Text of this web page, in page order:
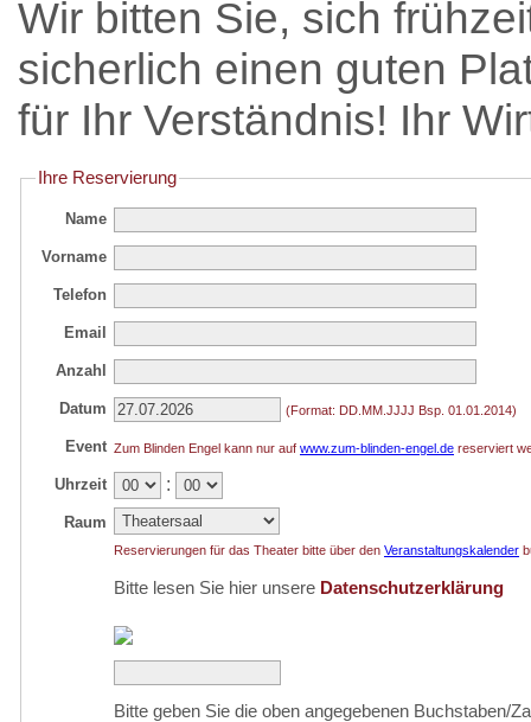
Wir bitten Sie, sich
sicherlich einen guten
für Ihr Verständnis! Ihr
Ihre Reservierung
Name
Vorname
Telefon
Email
Anzahl
Datum (Format: DD.MM.JJJJ Bsp. 01.01.2014)
Event Zum Blinden Engel kann nur auf www.zum-blinden-engel.de reserviert
Uhrzeit :
Raum
Reservierungen für das Theater bitte über den Veranstaltungskalender
Bitte lesen Sie hier unsere Datenschutzerklärung
Bitte geben Sie die oben angegebenen Buchstaben/